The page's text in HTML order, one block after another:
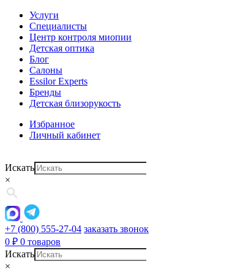
Услуги
Специалисты
Центр контроля миопии
Детская оптика
Блог
Салоны
Essilor Experts
Бренды
Детская близорукость
Избранное
Личный кабинет
Искать
×
+7 (800) 555-27-04 заказать звонок
0 ₽ 0 товаров
Искать
×